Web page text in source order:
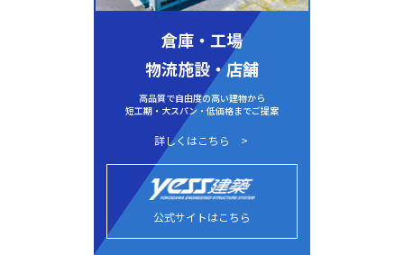
倉庫・工場
物流施設・店舗
高品質で自由度の高い建物から
短工期・大スパン・低価格までご提案
詳しくはこちら
公式サイトはこちら